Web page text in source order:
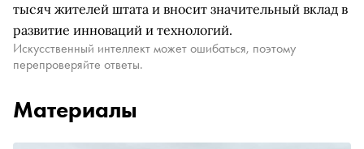
тысяч жителей штата и вносит значительный вклад в
развитие инноваций и технологий.
Искусственный интеллект может ошибаться, поэтому
перепроверяйте ответы.
Материалы